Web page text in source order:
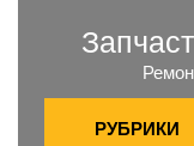
РУБРИКИ